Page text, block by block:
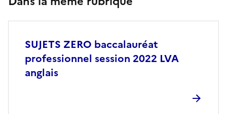
SUJETS ZERO baccalauréat
professionnel session 2022 LVA
anglais